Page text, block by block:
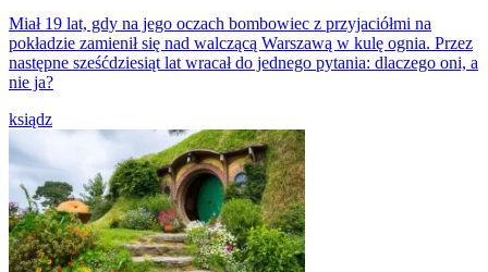
Miał 19 lat, gdy na jego oczach bombowiec z przyjaciółmi na
pokładzie zamienił się nad walczącą Warszawą w kulę ognia. Przez
następne sześćdziesiąt lat wracał do jednego pytania: dlaczego oni, a
nie ja?
ksiądz